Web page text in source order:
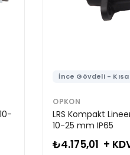
İnce Gövdeli -
OPKON
LRS Kompakt
10-25 mm IP65
₺4.175,01 +